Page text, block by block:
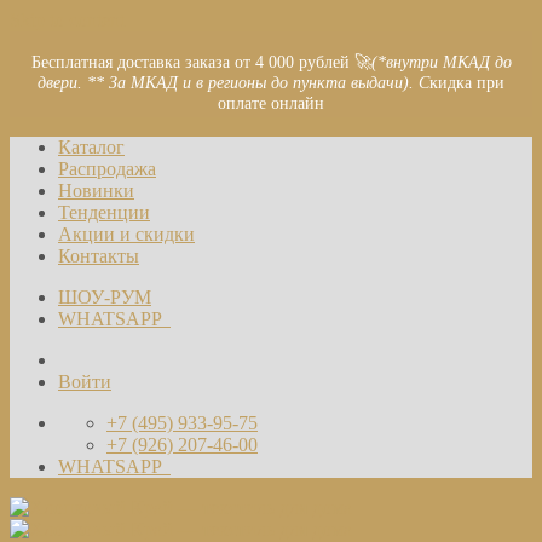
Бесплатная доставка заказа от 4 000 рублей 🚀(*внутри МКАД до
двери. ** За МКАД и в регионы до пункта выдачи). Скидка при
оплате онлайн
Каталог
Распродажа
Новинки
Тенденции
Акции и скидки
Контакты
ШОУ-РУМ
WHATSAPP
Войти
+7 (495) 933-95-75
+7 (926) 207-46-00
WHATSAPP